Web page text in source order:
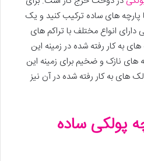
پارچه های ساده ترکیب کنید و یک
دارای انواع مختلف با تراکم های
به کار رفته شده در زمینه این
های نازک و ضخیم برای زمینه این
های به کار رفته شده در آن نیز
پولکی ساده